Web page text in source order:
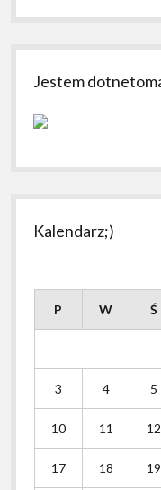
Jestem
Kalendarz;)
P W Ś
3 4 5
10 11 12
17 18 19